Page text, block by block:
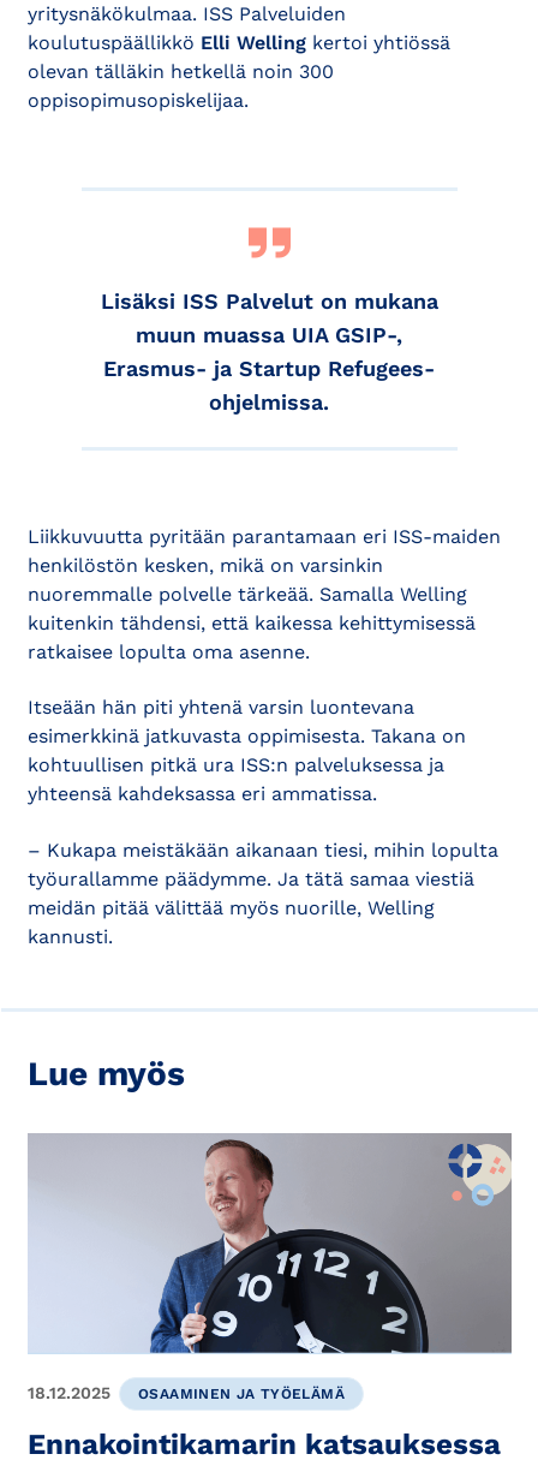
yritysnäkökulmaa. ISS Palveluiden
koulutuspäällikkö Elli Wellingkertoi yhtiössä
olevan tälläkin hetkellä noin 300
oppisopimusopiskelijaa.
Lisäksi ISS Palvelut on mukana
muun muassa UIA GSIP-,
Erasmus- ja Startup Refugees-
ohjelmissa.
Liikkuvuutta pyritään parantamaan eri ISS-maiden
henkilöstön kesken, mikä on varsinkin
nuoremmalle polvelle tärkeää. Samalla Welling
kuitenkin tähdensi, että kaikessa kehittymisessä
ratkaisee lopulta oma asenne.
Itseään hän piti yhtenä varsin luontevana
esimerkkinä jatkuvasta oppimisesta. Takana on
kohtuullisen pitkä ura ISS:n palveluksessa ja
yhteensä kahdeksassa eri ammatissa.
– Kukapa meistäkään aikanaan tiesi, mihin lopulta
työurallamme päädymme. Ja tätä samaa viestiä
meidän pitää välittää myös nuorille, Welling
kannusti.
Lue myös
18.12.2025 OSAAMINEN JA TYÖELÄMÄ
Ennakointikamarin katsauksessa